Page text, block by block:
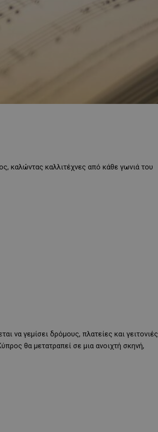
καλώντας καλλιτέχνες από κάθε γωνιά του
να γεμίσει δρόμους, πλατείες και γειτονιές
θα μετατραπεί σε μια ανοιχτή σκηνή,